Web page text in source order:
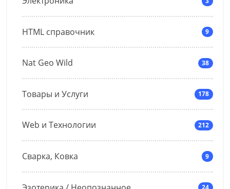
HTML справочник 9
Nat Geo Wild 38
Товары и Услуги 178
Web и Технологии 212
Сварка, Ковка 9
24